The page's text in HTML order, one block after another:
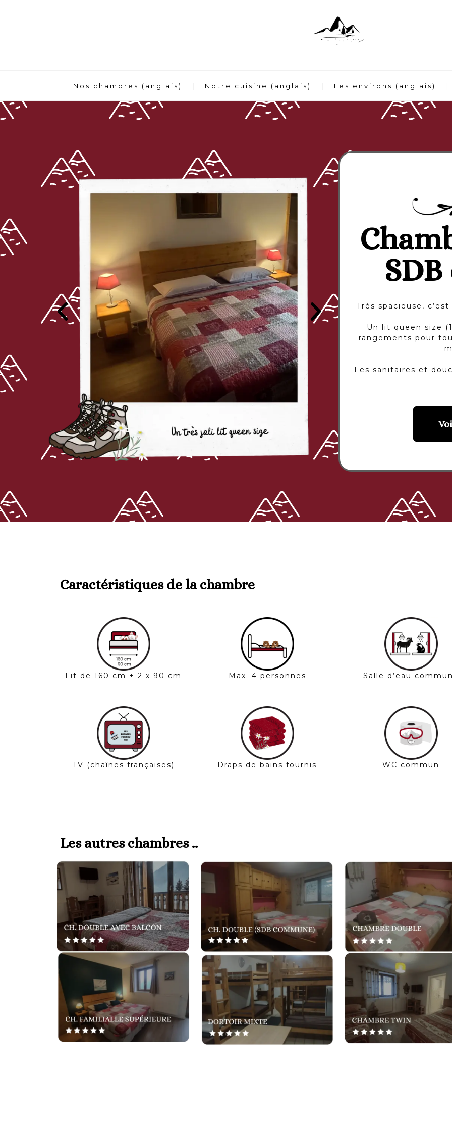
Nos chambres (anglais) Notre cuisine (anglais) Les environs (anglais)
Très spacieuse,
Un lit queen size
rangements pour
Les sanitaires et
Caractéristiques de la chambre
Lit de 160 cm + 2 x 90 cm
TV (chaînes françaises)
Max. 4 personnes
Draps de bains fournis
Salle d’eau
WC commun
Les autres chambres ..